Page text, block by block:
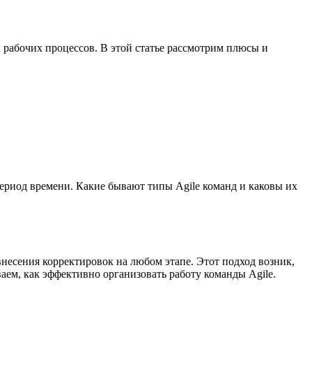
процессов. В этой статье рассмотрим плюсы и
времени. Какие бывают типы Agile команд и каковы их
корректировок на любом этапе. Этот подход возник,
как эффективно организовать работу команды Agile.